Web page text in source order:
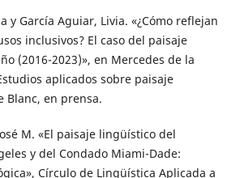
y García Aguiar, Livia. «¿Cómo reflejan
inclusivos? El caso del paisaje
(2016-2023)», en Mercedes de la
aplicados sobre paisaje
Blanc, en prensa.
M. «El paisaje lingüístico del
y del Condado Miami-Dade:
Círculo de Lingüística Aplicada a